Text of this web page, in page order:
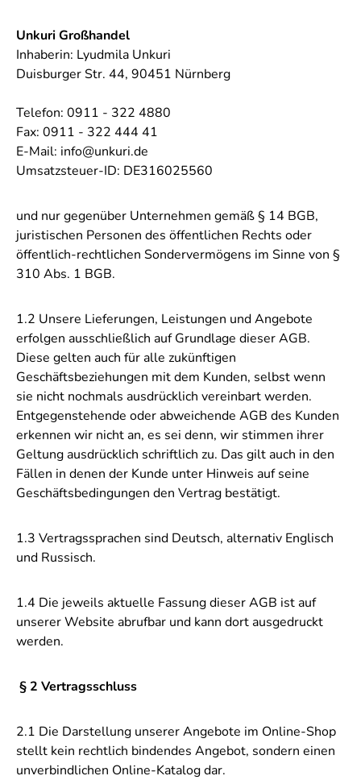
Unkuri Großhandel
Inhaberin: Lyudmila Unkuri
Duisburger Str. 44, 90451 Nürnberg
Telefon: 0911 - 322 4880
Fax: 0911 - 322 444 41
E-Mail: info@unkuri.de
Umsatzsteuer-ID: DE316025560
und nur gegenüber Unternehmen gemäß § 14 BGB,
juristischen Personen des öffentlichen Rechts oder
öffentlich-rechtlichen Sondervermögens im Sinne von §
310 Abs. 1 BGB.
1.2 Unsere Lieferungen, Leistungen und Angebote
erfolgen ausschließlich auf Grundlage dieser AGB.
Diese gelten auch für alle zukünftigen
Geschäftsbeziehungen mit dem Kunden, selbst wenn
sie nicht nochmals ausdrücklich vereinbart werden.
Entgegenstehende oder abweichende AGB des Kunden
erkennen wir nicht an, es sei denn, wir stimmen ihrer
Geltung ausdrücklich schriftlich zu. Das gilt auch in den
Fällen in denen der Kunde unter Hinweis auf seine
Geschäftsbedingungen den Vertrag bestätigt.
1.3 Vertragssprachen sind Deutsch, alternativ Englisch
und Russisch.
1.4 Die jeweils aktuelle Fassung dieser AGB ist auf
unserer Website abrufbar und kann dort ausgedruckt
werden.
§ 2 Vertragsschluss
2.1 Die Darstellung unserer Angebote im Online-Shop
stellt kein rechtlich bindendes Angebot, sondern einen
unverbindlichen Online-Katalog dar.